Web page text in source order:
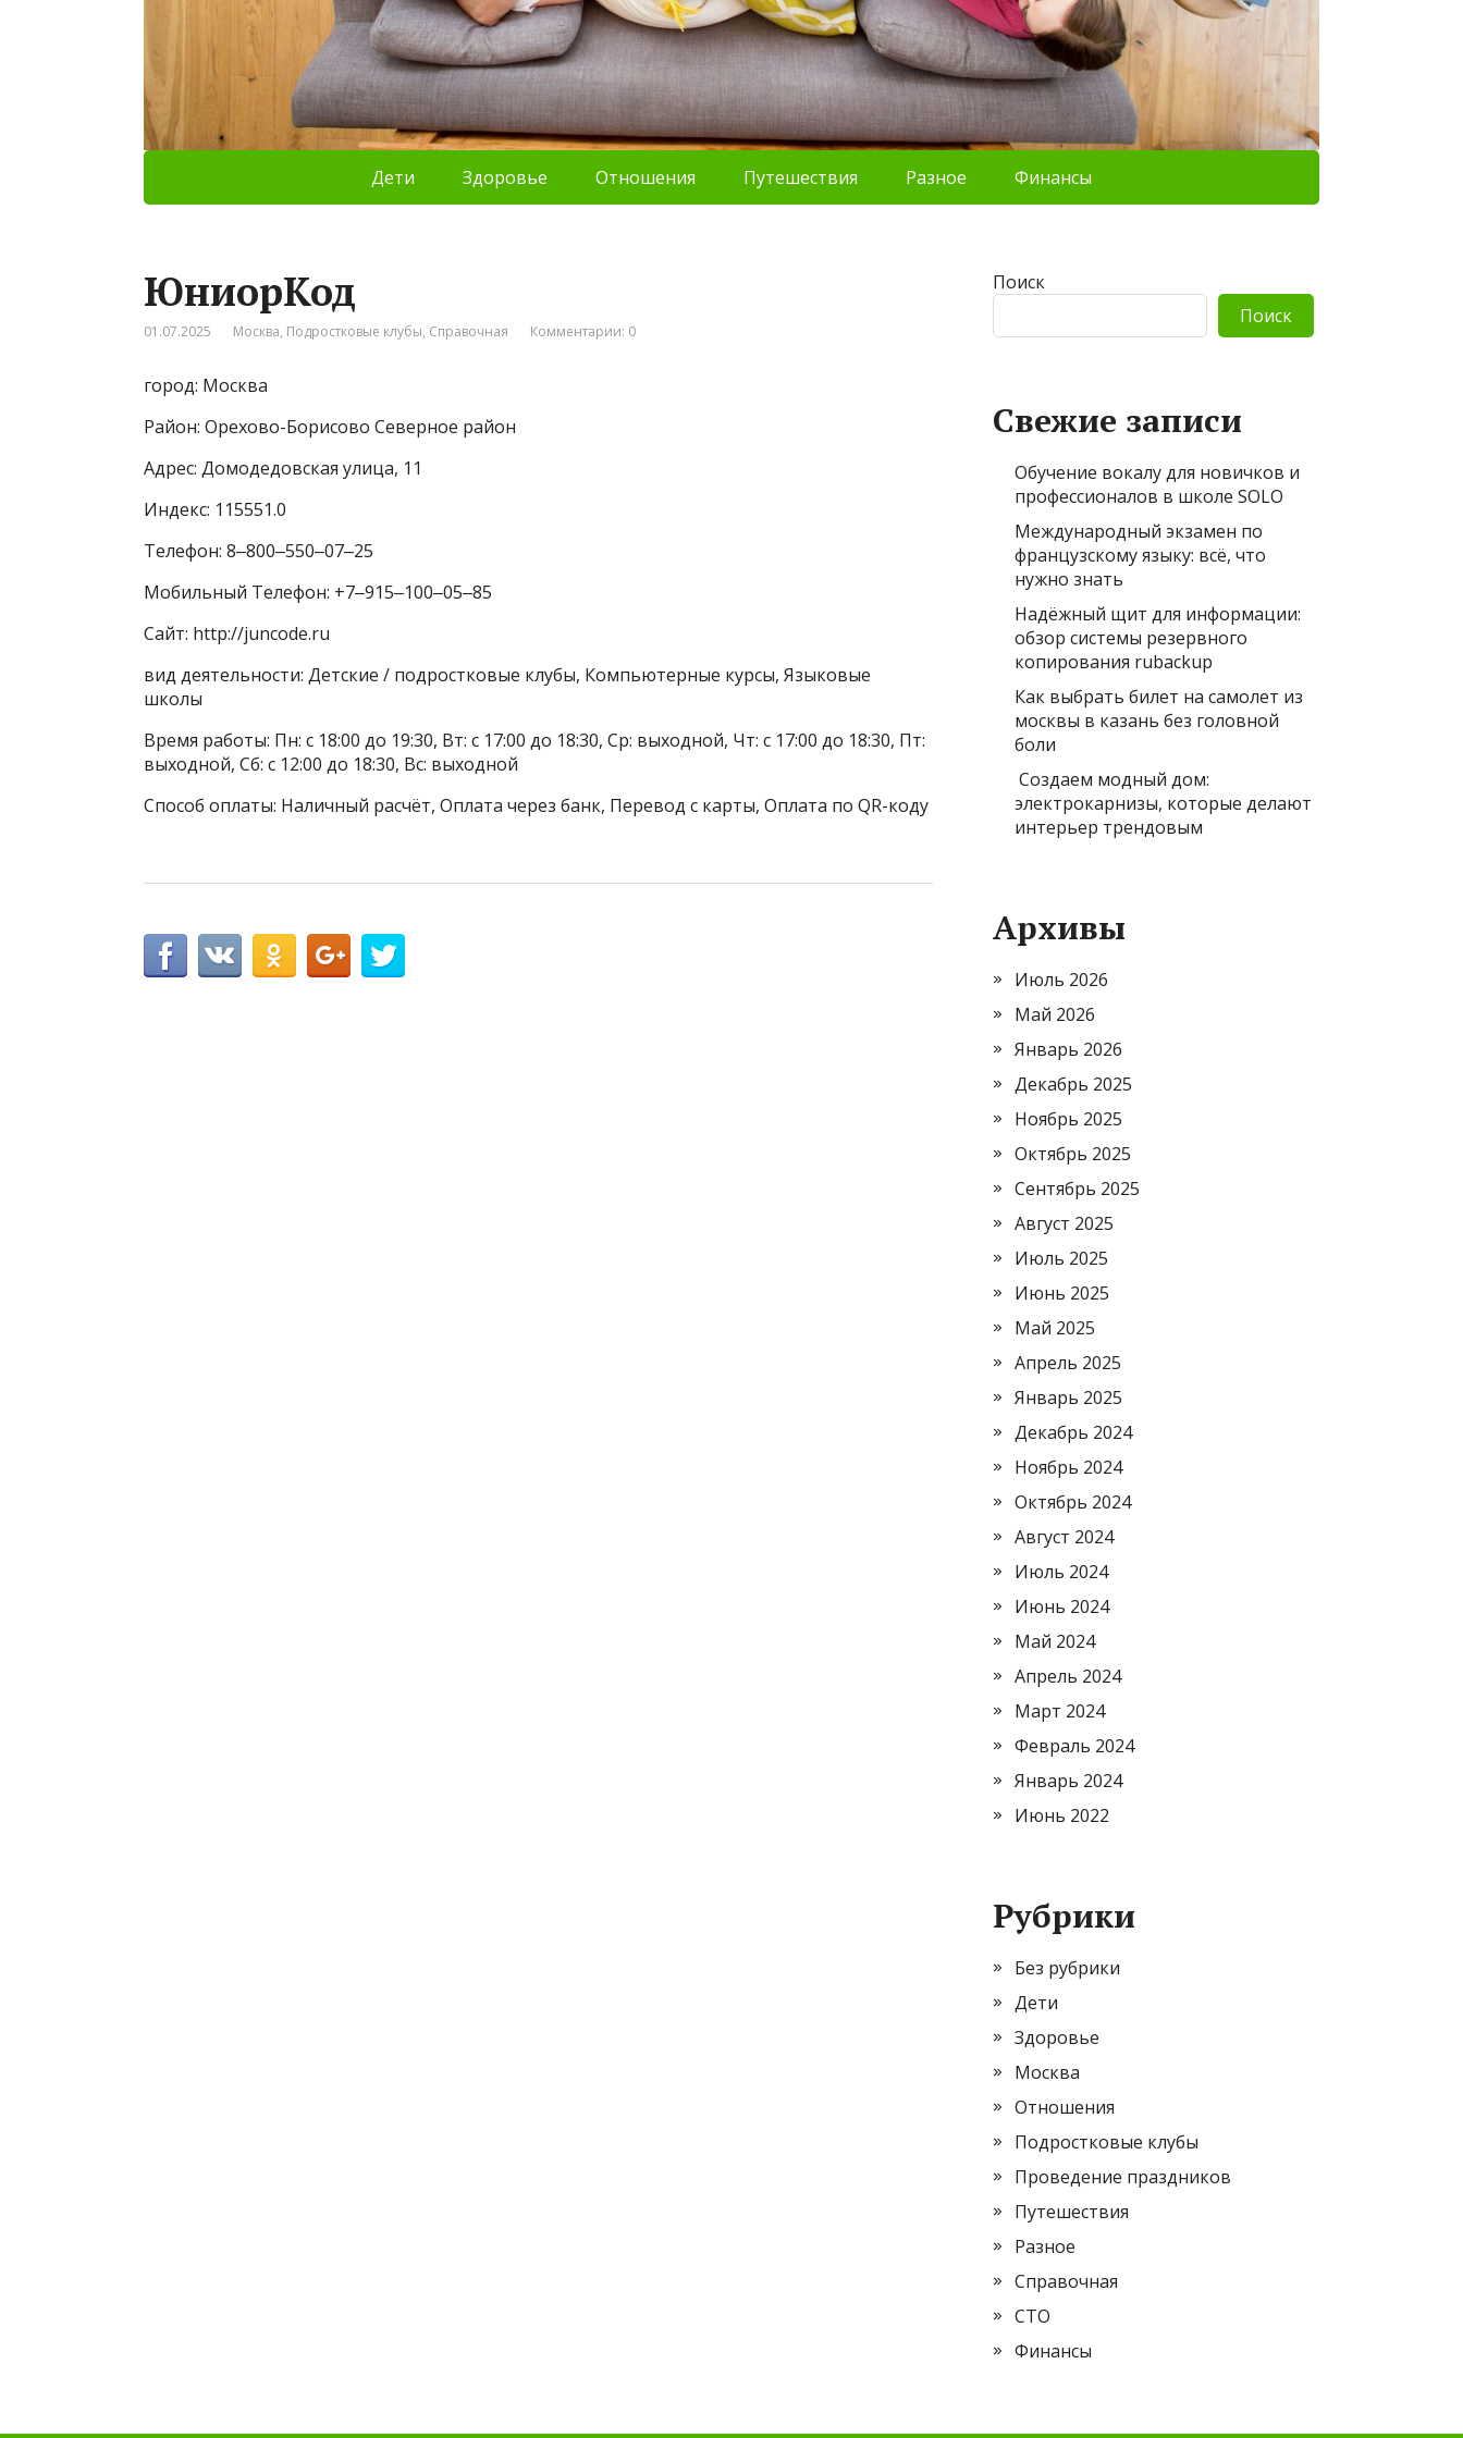
Дети Здоровье Отношения Путешествия Разное Финансы
ЮниорКод
01.07.2025 Москва, Подростковые клубы, Справочная Комментарии: 0
город: Москва
Район: Орехово-Борисово Северное район
Адрес: Домодедовская улица, 11
Индекс: 115551.0
Телефон: 8‒800‒550‒07‒25
Мобильный Телефон: +7‒915‒100‒05‒85
Сайт: http://juncode.ru
вид деятельности: Детские / подростковые клубы, Компьютерные курсы, Языковые
школы
Время работы: Пн: с 18:00 до 19:30, Вт: с 17:00 до 18:30, Ср: выходной, Чт: с 17:00 до 18:30, Пт:
выходной, Сб: с 12:00 до 18:30, Вс: выходной
Способ оплаты: Наличный расчёт, Оплата через банк, Перевод с карты, Оплата по QR-коду
Поиск
Поиск
Свежие записи
Обучение вокалу для новичков и
профессионалов в школе SOLO
Международный экзамен по
французскому языку: всё, что
нужно знать
Надёжный щит для информации:
обзор системы резервного
копирования rubackup
Как выбрать билет на самолет из
москвы в казань без головной
боли
Создаем модный дом:
электрокарнизы, которые делают
интерьер трендовым
Архивы
Июль 2026
Май 2026
Январь 2026
Декабрь 2025
Ноябрь 2025
Октябрь 2025
Сентябрь 2025
Август 2025
Июль 2025
Июнь 2025
Май 2025
Апрель 2025
Январь 2025
Декабрь 2024
Ноябрь 2024
Октябрь 2024
Август 2024
Июль 2024
Июнь 2024
Май 2024
Апрель 2024
Март 2024
Февраль 2024
Январь 2024
Июнь 2022
Рубрики
Без рубрики
Дети
Здоровье
Москва
Отношения
Подростковые клубы
Проведение праздников
Путешествия
Разное
Справочная
СТО
Финансы